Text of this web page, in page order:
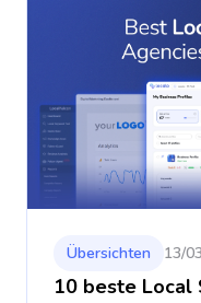
Übersichten 13/
10 beste Local